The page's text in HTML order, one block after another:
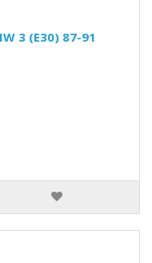
3 (E30) 87-91